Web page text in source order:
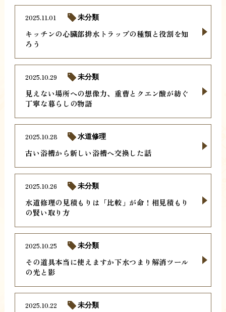
キッチンの心臓部排水トラップの種類と役割を知
ろう
2025.11.01 未分類
見えない場所への想像力、重曹とクエン酸が紡ぐ
丁寧な暮らしの物語
2025.10.29 未分類
古い浴槽から新しい浴槽へ交換した話
2025.10.28 水道修理
水道修理の見積もりは「比較」が命！相見積もり
の賢い取り方
2025.10.26 未分類
その道具本当に使えますか下水つまり解消ツール
の光と影
2025.10.25 未分類
2025.10.22 未分類